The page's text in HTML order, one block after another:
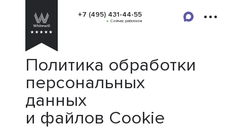
+7 (495) 431-44-55
Сейчас работаем
Политика обработки
персональных
данных
и файлов Cookie